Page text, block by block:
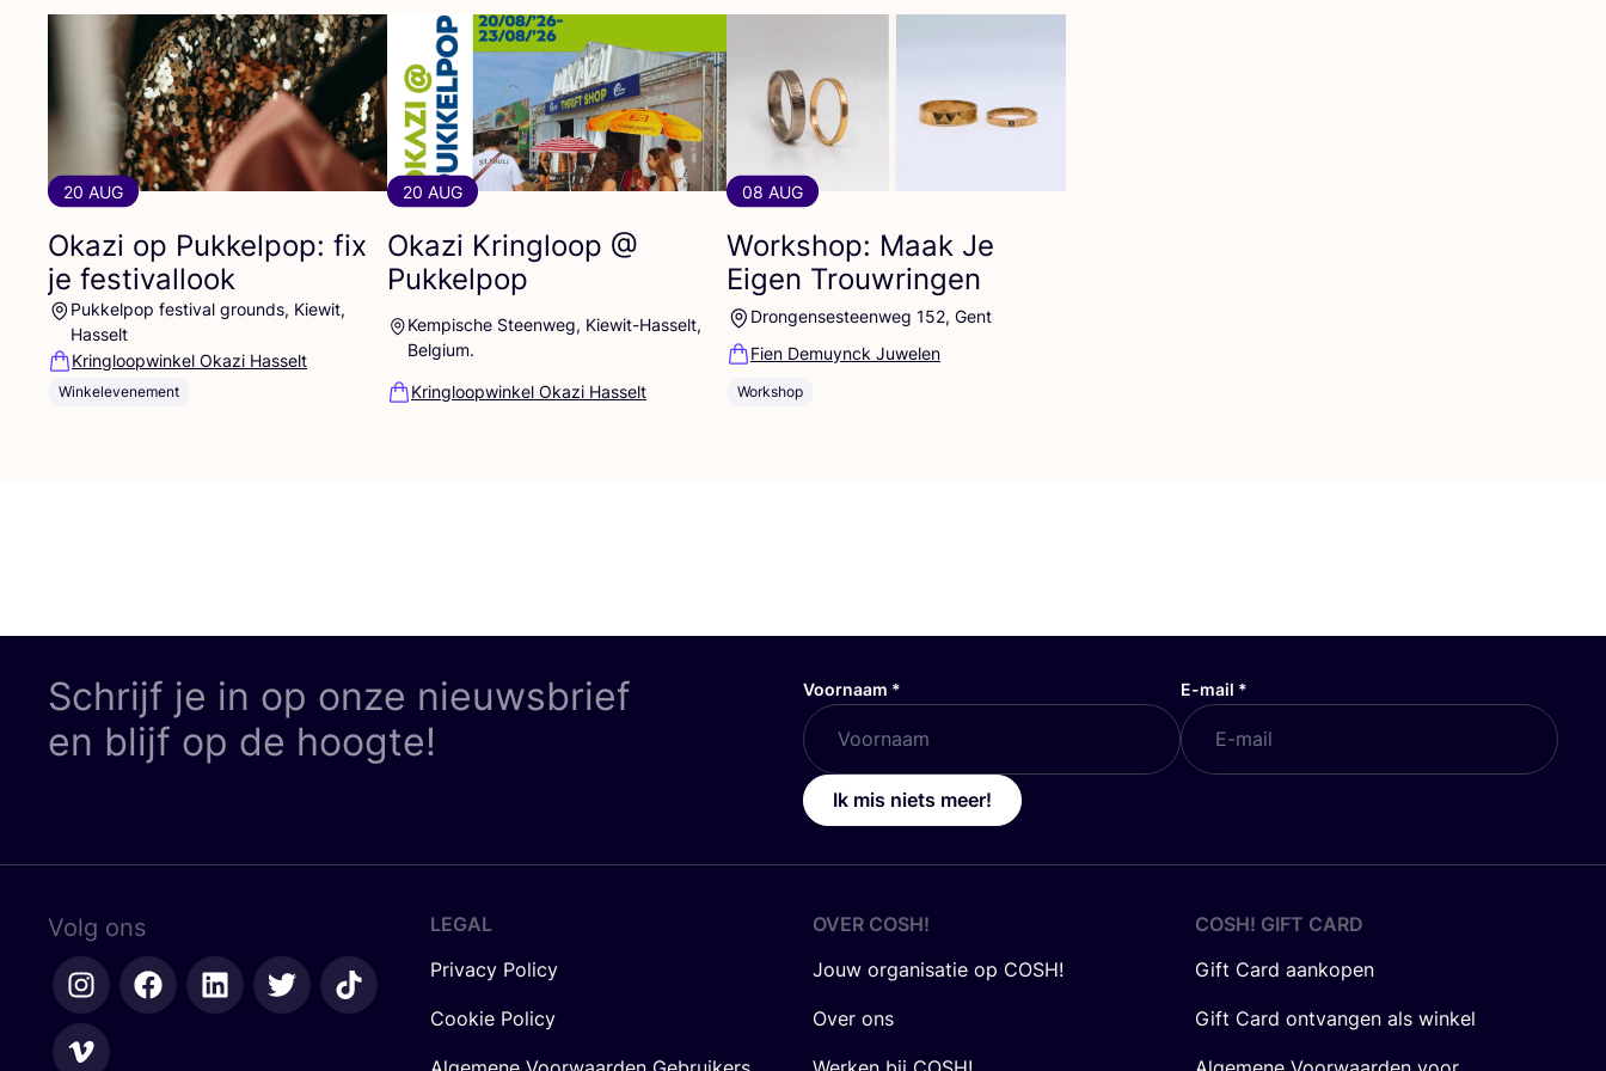
20 AUG
Okazi op Pukkelpop: fix
je festivallook
Pukkelpop festival grounds, Kiewit,
Hasselt
Kringloopwinkel Okazi Hasselt
Winkelevenement
20 AUG
Okazi Kringloop @
Pukkelpop
Kempische Steenweg, Kiewit-Hasselt,
Belgium.
Kringloopwinkel Okazi Hasselt
08 AUG
Workshop: Maak Je
Eigen Trouwringen
Drongensesteenweg 152, Gent
Fien Demuynck Juwelen
Workshop
Schrijf je in op onze nieuwsbrief
en blijf op de hoogte!
Voornaam * E-mail *
Ik mis niets meer!
Volg ons
LEGAL
Privacy Policy
Cookie Policy
OVER COSH!
Jouw organisatie op COSH!
Over ons
COSH! GIFT CARD
Gift Card aankopen
Gift Card ontvangen als winkel